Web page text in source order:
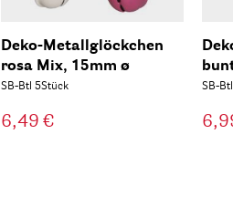
Deko-Metallglöckchen
rosa Mix, 15mm ø
SB-Btl 5Stück
6,49 €
SB-